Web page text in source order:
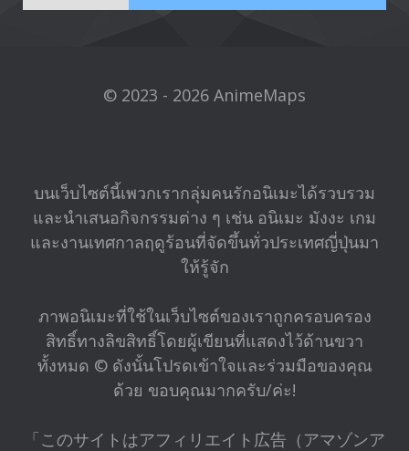
© 2023 - 2026 AnimeMaps
บนเว็บไซต์นี้เพวกเรากลุ่มคนรักอนิเมะได้รวบรวม
และนำเสนอกิจกรรมต่าง ๆ เช่น อนิเมะ มังงะ เกม
และงานเทศกาลฤดูร้อนที่จัดขึ้นทั่วประเทศญี่ปุ่นมา
ให้รู้จัก
ภาพอนิเมะที่ใช้ในเว็บไซต์ของเราถูกครอบครอง
สิทธิ์ทางลิขสิทธิ์โดยผู้เขียนที่แสดงไว้ด้านขวา
ทั้งหมด © ดังนั้นโปรดเข้าใจและร่วมมือของคุณ
ด้วย ขอบคุณมากครับ/ค่ะ!
「このサイトはアフィリエイト広告（アマゾンア